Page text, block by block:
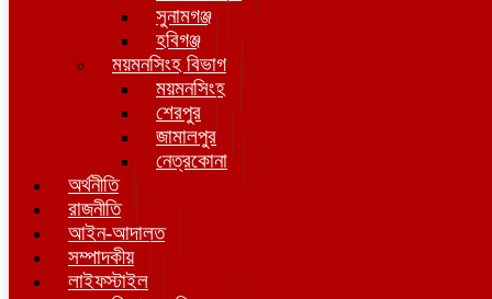
সুনামগঞ্জ
হবিগঞ্জ
ময়মনসিংহ বিভাগ
ময়মনসিংহ
শেরপুর
জামালপুর
নেত্রকোনা
অর্থনীতি
রাজনীতি
আইন-আদালত
সম্পাদকীয়
লাইফস্টাইল